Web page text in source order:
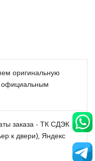
оригинальную
официальным
заказа - ТК СДЭК
к двери), Яндекс